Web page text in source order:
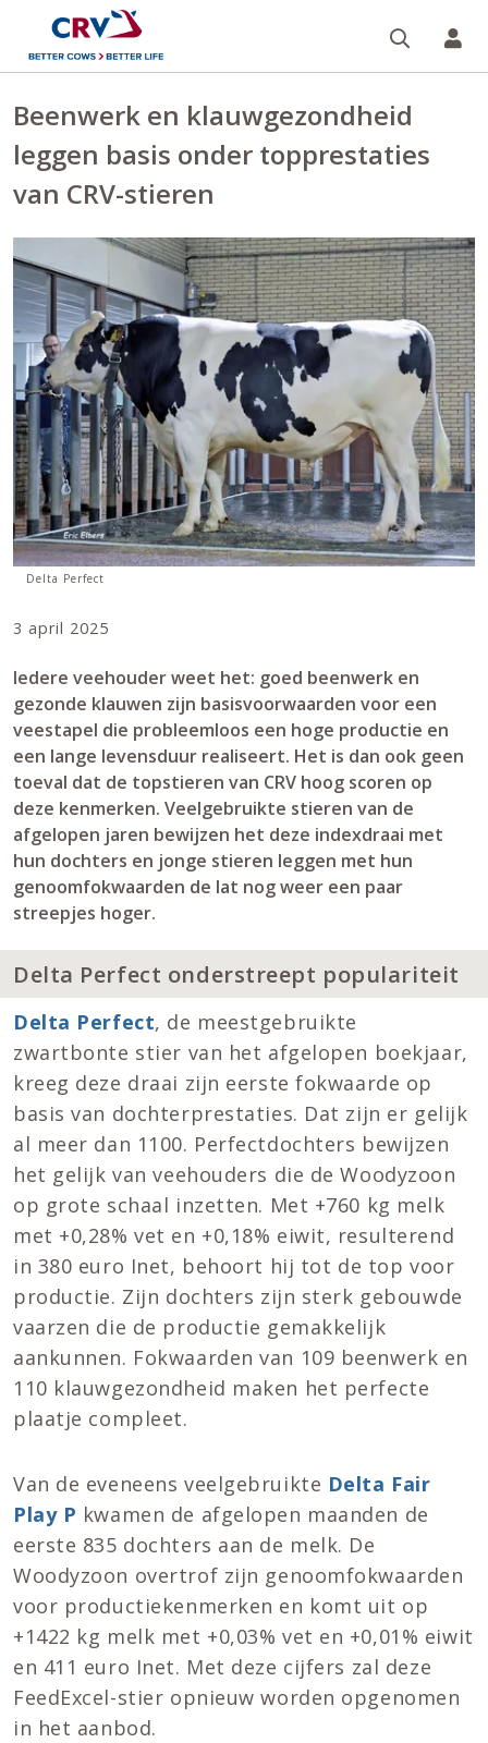
Beenwerk en klauwgezondheid
leggen basis onder topprestaties
van CRV-stieren
Delta Perfect
3 april 2025
Iedere veehouder weet het: goed beenwerk en
gezonde klauwen zijn basisvoorwaarden voor een
veestapel die probleemloos een hoge productie en
een lange levensduur realiseert. Het is dan ook geen
toeval dat de topstieren van CRV hoog scoren op
deze kenmerken. Veelgebruikte stieren van de
afgelopen jaren bewijzen het deze indexdraai met
hun dochters en jonge stieren leggen met hun
genoomfokwaarden de lat nog weer een paar
streepjes hoger.
Delta Perfect onderstreept populariteit
Delta Perfect, de meestgebruikte
zwartbonte stier van het afgelopen boekjaar,
kreeg deze draai zijn eerste fokwaarde op
basis van dochterprestaties. Dat zijn er gelijk
al meer dan 1100. Perfectdochters bewijzen
het gelijk van veehouders die de Woodyzoon
op grote schaal inzetten. Met +760 kg melk
met +0,28% vet en +0,18% eiwit, resulterend
in 380 euro Inet, behoort hij tot de top voor
productie. Zijn dochters zijn sterk gebouwde
vaarzen die de productie gemakkelijk
aankunnen. Fokwaarden van 109 beenwerk en
110 klauwgezondheid maken het perfecte
plaatje compleet.
Van de eveneens veelgebruikte Delta Fair
Play P kwamen de afgelopen maanden de
eerste 835 dochters aan de melk. De
Woodyzoon overtrof zijn genoomfokwaarden
voor productiekenmerken en komt uit op
+1422 kg melk met +0,03% vet en +0,01% eiwit
en 411 euro Inet. Met deze cijfers zal deze
FeedExcel-stier opnieuw worden opgenomen
in het aanbod.